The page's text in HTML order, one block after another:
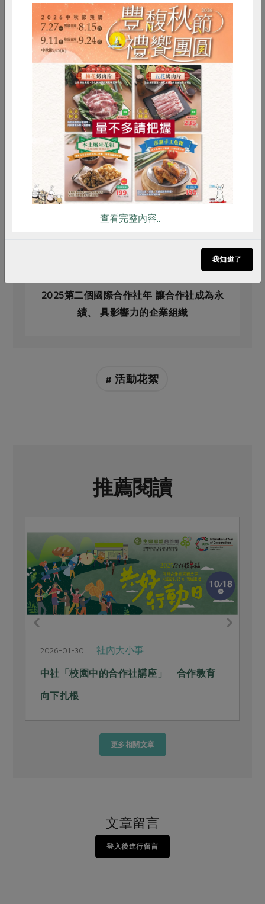
2025第二個國際合作社年 讓合作社成為永
續、 具影響力的企業組織
# 活動花絮
推薦閱讀
2026-01-30 社內大小事
中社「校園中的合作社講座」 合作教育
向下扎根
更多相關文章
文章留言
登入後進行留言
RPET 食譜 減硝酸鹽
雞蛋 食安 共同購買
查看完整內容..
我知道了